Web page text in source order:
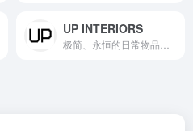
UP INTERIORS